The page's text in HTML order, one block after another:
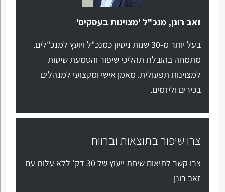
זאב רונן, מנכ"ל 'מצוינות בעסקים'
בעל יותר מ-30 שנות ניסיון כמנכ"ל ויועץ למנכ"לים.
מתמחה בהובלת תהליכי שיפור והטמעת שיטות
למצוינות תפעולית. מאמן אישי ומקצועי למנהלים
בכירים וליזמים.
צרו שיפור בתוצאות וברווח
צרו קשר לתיאום שיחת ייעוץ של 30 דק' ללא עלות עם
זאב רונן